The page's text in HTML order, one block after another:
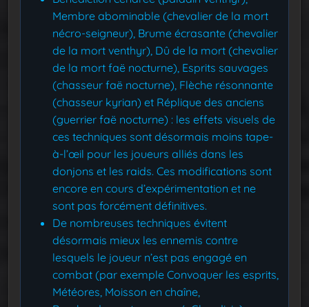
Membre abominable (chevalier de la mort
nécro-seigneur), Brume écrasante (chevalier
de la mort venthyr), Dû de la mort (chevalier
de la mort faë nocturne), Esprits sauvages
(chasseur faë nocturne), Flèche résonnante
(chasseur kyrian) et Réplique des anciens
(guerrier faë nocturne) : les effets visuels de
ces techniques sont désormais moins tape-
à-l’œil pour les joueurs alliés dans les
donjons et les raids. Ces modifications sont
encore en cours d’expérimentation et ne
sont pas forcément définitives.
De nombreuses techniques évitent
désormais mieux les ennemis contre
lesquels le joueur n’est pas engagé en
combat (par exemple Convoquer les esprits,
Météores, Moisson en chaîne,